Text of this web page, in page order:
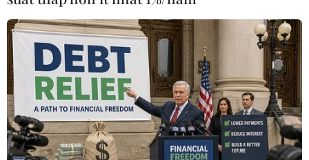
nay là màn xếp hình lá cờ đỏ sao vàng với sự
tham gia của hàng nghìn yogi.
“Hình ảnh Quốc kỳ Việt Nam tung bay giữa ngày
hội yoga không chỉ thể hiện tinh thần đoàn kết,
niềm tự hào dân tộc mà còn truyền tải thông điệp
về sức khỏe, hòa bình và lòng nhân ái. Đây cũng
là hoạt động góp phần kết nối cộng đồng, lan tỏa
những giá trị tích cực của yoga đến đông đảo